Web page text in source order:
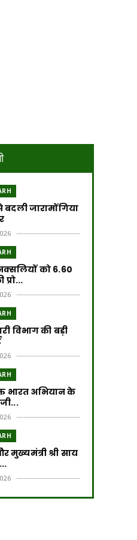
जारामोंगिया
को 6.60
विभाग की बड़ी
भारत अभियान के
मुख्यमंत्री श्री साय